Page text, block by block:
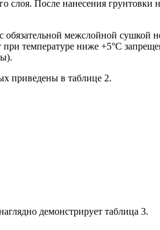
слоя. После нанесения грунтовки
обязательной межслойной сушкой
температуре ниже +5°С
приведены в таблице 2.
демонстрирует таблица 3.